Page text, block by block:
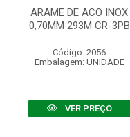
ARAME DE ACO INOX
0,70MM 293M CR-3PB
Código: 2056
Embalagem: UNIDADE
VER PREÇO